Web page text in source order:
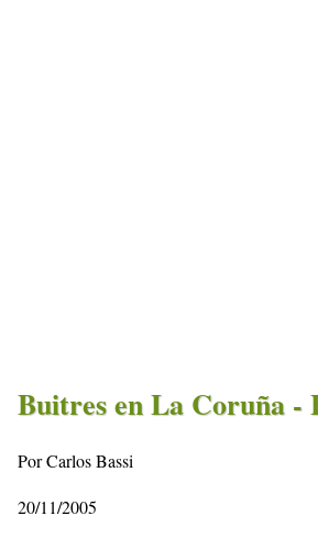
Buitres en La Coruña -
Por Carlos Bassi
20/11/2005